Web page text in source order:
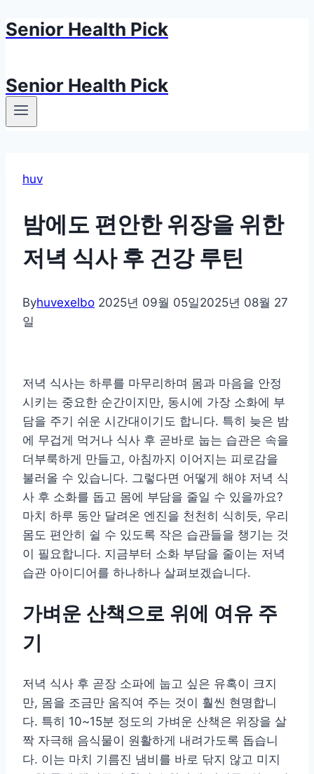
Skip
Senior Health Pick
Senior Health Pick
huv
밤에도 편안한 위장을 위한
저녁 식사 후 건강 루틴
Byhuvexelbo 2025년 09월 05일2025년 08월 27
일
저녁 식사는 하루를 마무리하며 몸과 마음을 안정
시키는 중요한 순간이지만, 동시에 가장 소화에 부
담을 주기 쉬운 시간대이기도 합니다. 특히 늦은 밤
에 무겁게 먹거나 식사 후 곧바로 눕는 습관은 속을
더부룩하게 만들고, 아침까지 이어지는 피로감을
불러올 수 있습니다. 그렇다면 어떻게 해야 저녁 식
사 후 소화를 돕고 몸에 부담을 줄일 수 있을까요?
마치 하루 동안 달려온 엔진을 천천히 식히듯, 우리
몸도 편안히 쉴 수 있도록 작은 습관들을 챙기는 것
이 필요합니다. 지금부터 소화 부담을 줄이는 저녁
습관 아이디어를 하나하나 살펴보겠습니다.
가벼운 산책으로 위에 여유 주
기
저녁 식사 후 곧장 소파에 눕고 싶은 유혹이 크지
만, 몸을 조금만 움직여 주는 것이 훨씬 현명합니
다. 특히 10~15분 정도의 가벼운 산책은 위장을 살
짝 자극해 음식물이 원활하게 내려가도록 돕습니
다. 이는 마치 기름진 냄비를 바로 닦지 않고 미지